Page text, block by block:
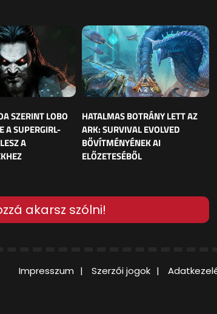
SZERINT LOBO
A SUPERGIRL-
A
HATALMAS BOTRÁNY LETT AZ
ARK: SURVIVAL EVOLVED
BŐVÍTMÉNYÉNEK AI
ELŐZETESÉBŐL
akarsz szólni!
Impresszum Szerzői jogok